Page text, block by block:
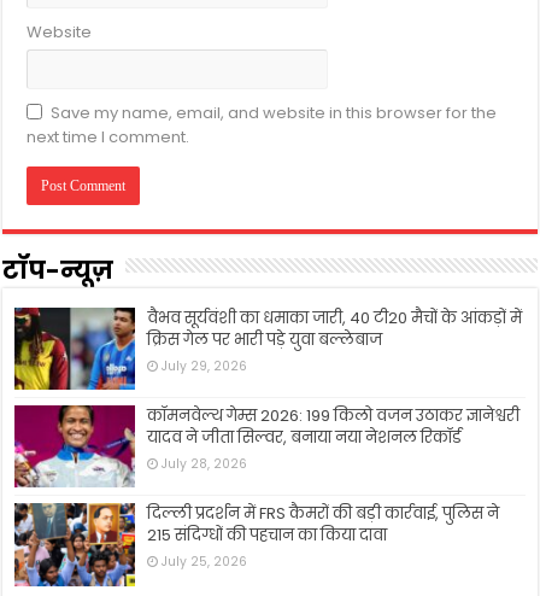
Website
Save my name, email, and website in this browser for the
next time I comment.
टॉप-न्यूज़
वैभव सूर्यवंशी का धमाका जारी, 40 टी20 मैचों के आंकड़ों में
क्रिस गेल पर भारी पड़े युवा बल्लेबाज
July 29, 2026
कॉमनवेल्थ गेम्स 2026: 199 किलो वजन उठाकर ज्ञानेश्वरी
यादव ने जीता सिल्वर, बनाया नया नेशनल रिकॉर्ड
July 28, 2026
दिल्ली प्रदर्शन में FRS कैमरों की बड़ी कार्रवाई, पुलिस ने
215 संदिग्धों की पहचान का किया दावा
July 25, 2026